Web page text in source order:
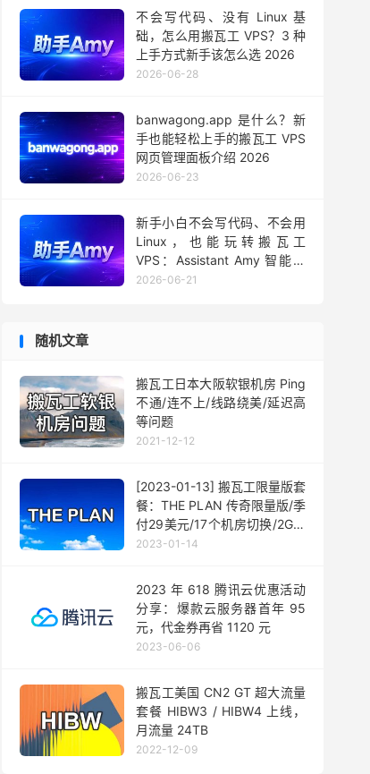
不会写代码、没有 Linux 基
础，怎么用搬瓦工 VPS？3 种
上手方式新手该怎么选 2026
2026-06-28
banwagong.app 是什么？新
手也能轻松上手的搬瓦工 VPS
网页管理面板介绍 2026
2026-06-23
新手小白不会写代码、不会用
Linux，也能玩转搬瓦工
VPS：Assistant Amy 智能助
手用法 2026
2026-06-21
随机文章
搬瓦工日本大阪软银机房 Ping
不通/连不上/线路绕美/延迟高
等问题
2021-12-12
[2023-01-13] 搬瓦工限量版套
餐：THE PLAN 传奇限量版/季
付29美元/17个机房切换/2G内
存/40G硬盘/1000G流量
2023-01-14
2023 年 618 腾讯云优惠活动
分享：爆款云服务器首年 95
元，代金券再省 1120 元
2023-06-06
搬瓦工美国 CN2 GT 超大流量
套餐 HIBW3 / HIBW4 上线，
月流量 24TB
2022-12-09